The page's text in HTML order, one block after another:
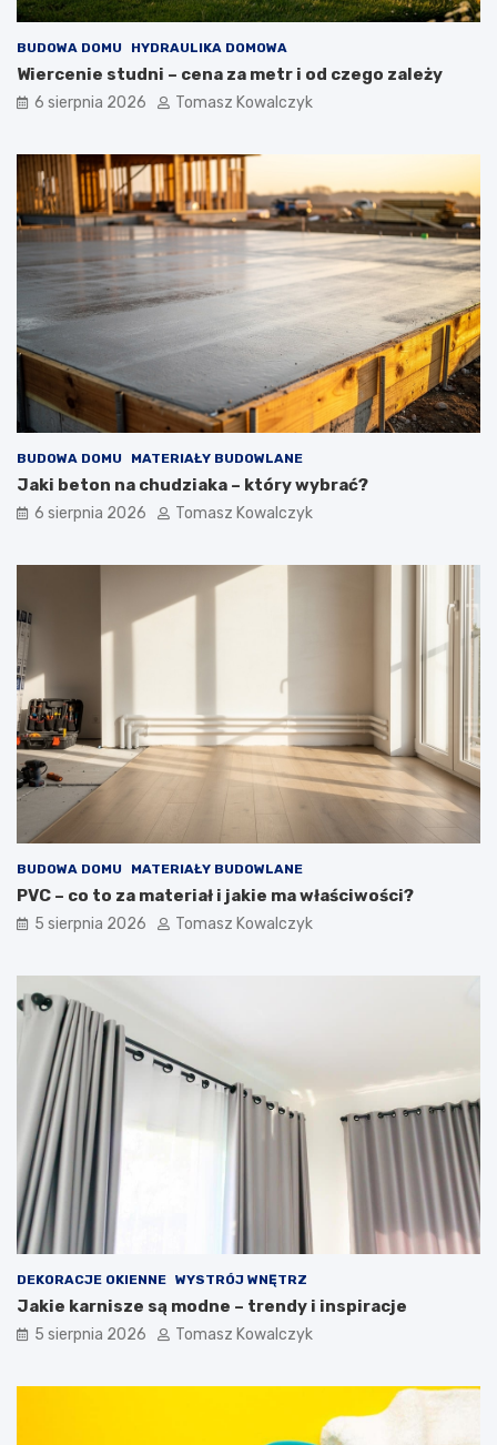
BUDOWA DOMU HYDRAULIKA DOMOWA
Wiercenie studni – cena za metr i od czego zależy
6 sierpnia 2026 Tomasz Kowalczyk
BUDOWA DOMU MATERIAŁY BUDOWLANE
Jaki beton na chudziaka – który wybrać?
6 sierpnia 2026 Tomasz Kowalczyk
BUDOWA DOMU MATERIAŁY BUDOWLANE
PVC – co to za materiał i jakie ma właściwości?
5 sierpnia 2026 Tomasz Kowalczyk
DEKORACJE OKIENNE WYSTRÓJ WNĘTRZ
Jakie karnisze są modne – trendy i inspiracje
5 sierpnia 2026 Tomasz Kowalczyk